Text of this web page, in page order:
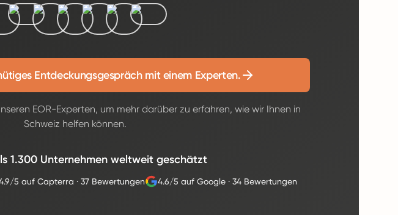
Entdeckungsgespräch mit einem Experten.
EOR-Experten, um mehr darüber zu erfahren, wie wir Ihnen in
Schweiz helfen können.
1.300 Unternehmen weltweit geschätzt
5 auf Capterra ·37 Bewertungen 4.6/5 auf Google· 34 Bewertungen